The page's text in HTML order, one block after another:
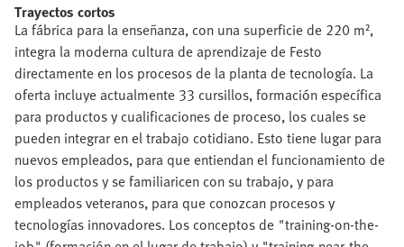
Trayectos cortos
La fábrica para la enseñanza, con una superficie de 220 m²,
integra la moderna cultura de aprendizaje de Festo
directamente en los procesos de la planta de tecnología. La
oferta incluye actualmente 33 cursillos, formación específica
para productos y cualificaciones de proceso, los cuales se
pueden integrar en el trabajo cotidiano. Esto tiene lugar para
nuevos empleados, para que entiendan el funcionamiento de
los productos y se familiaricen con su trabajo, y para
empleados veteranos, para que conozcan procesos y
tecnologías innovadores. Los conceptos de "training-on-the-